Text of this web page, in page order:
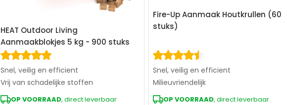
HEAT Outdoor Living
Aanmaakblokjes 5 kg - 900 stuks
Snel, veilig en efficient
Vrij van schadelijke stoffen
OP VOORRAAD, direct leverbaar
Fire-Up Aanmaak Houtkrullen (60
stuks)
Snel, veilig en efficient
Milieuvriendelijk
OP VOORRAAD, direct leverbaar